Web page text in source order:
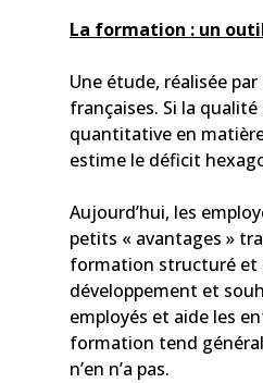
La formation : un
Une étude, réalisée
françaises. Si la
quantitative en
estime le déficit
Aujourd’hui, les
petits « avantages »
formation structuré et
développement et
employés et aide les
formation tend
n’en n’a pas.